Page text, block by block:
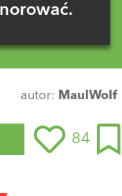
autor: MaulWolf
84